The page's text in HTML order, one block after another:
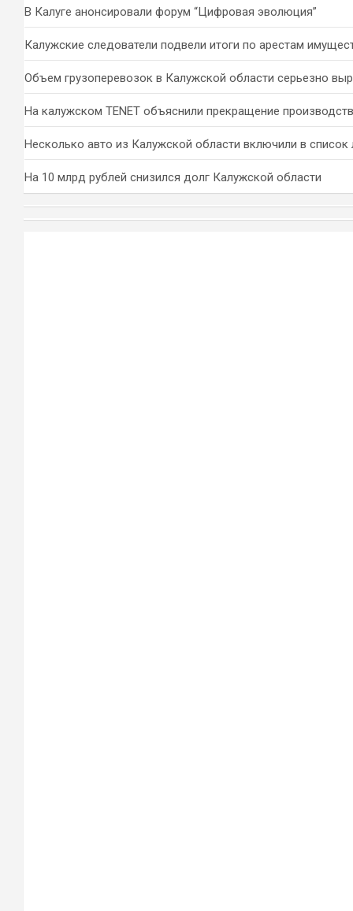
В Калуге анонсировали форум “Цифровая эволюция”
Калужские следователи подвели итоги по арестам
Объем грузоперевозок в Калужской области серьезно
На калужском TENET объяснили прекращение
Несколько авто из Калужской области включили в список
На 10 млрд рублей снизился долг Калужской области